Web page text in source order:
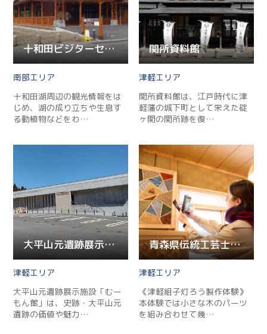
十和田ビジターセンター
南部
十和田湖周辺の観光情報をは
じめ、湖の成り立ちや生息す
る動植物などをわ…
関所資料館
津軽
関所資料館は、江戸時代に津
軽藩の城下町として栄えた碇
ヶ関の関所跡を復…
大平山元遺跡展示施設むーもん館
津軽
大平山元遺跡展示施設「むー
もん館」は、史跡・大平山元
遺跡の価値や魅力…
青森県伝統工芸士と作る津軽組子灯ろう製作体験
津軽
《津軽組子灯ろう製作体験》
本体験では小さな木のパーツ
を組み合わせて幾…